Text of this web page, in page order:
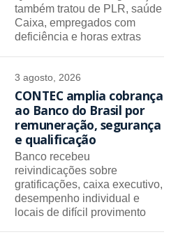
também tratou de PLR, saúde
Caixa, empregados com
deficiência e horas extras
3 agosto, 2026
CONTEC amplia cobrança
ao Banco do Brasil por
remuneração, segurança
e qualificação
Banco recebeu
reivindicações sobre
gratificações, caixa executivo,
desempenho individual e
locais de difícil provimento